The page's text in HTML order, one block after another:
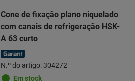
Cone de fixação plano niquelado
com canais de refrigeração HSK-
A 63 curto
N.º do artigo: 304272
Em stock